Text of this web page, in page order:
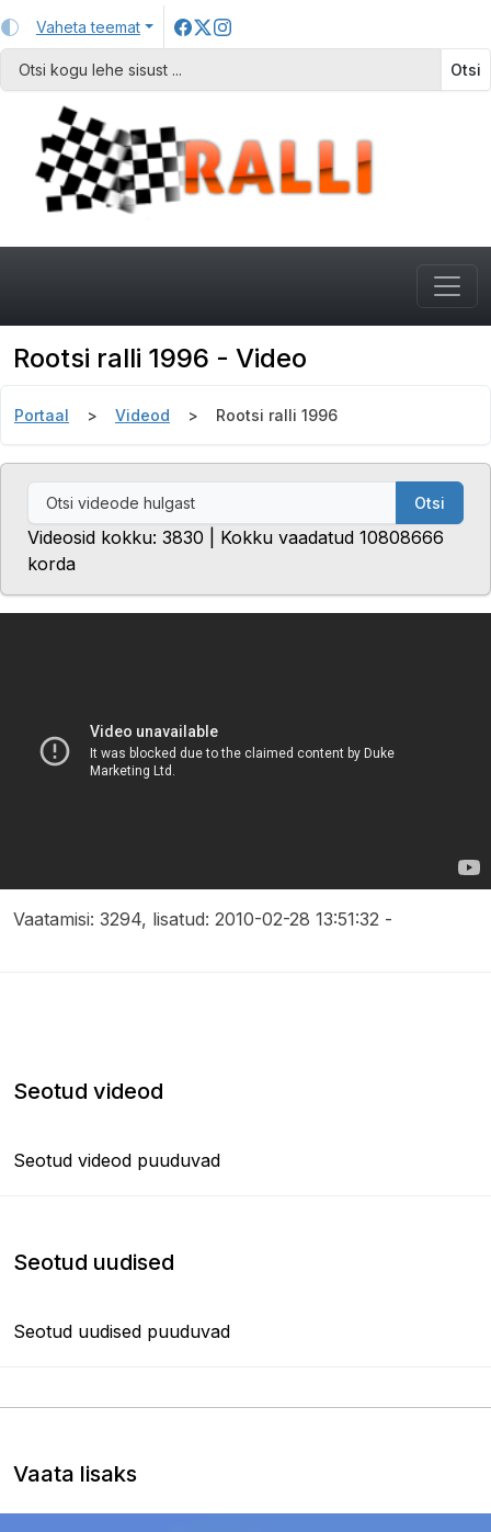
Vaheta teemat
Otsi
Rootsi ralli 1996 - Video
Portaal Videod Rootsi ralli 1996
Otsi
Videosid kokku: 3830 | Kokku vaadatud 10808666
korda
Vaatamisi: 3294, lisatud: 2010-02-28 13:51:32 -
Seotud videod
Seotud videod puuduvad
Seotud uudised
Seotud uudised puuduvad
Vaata lisaks